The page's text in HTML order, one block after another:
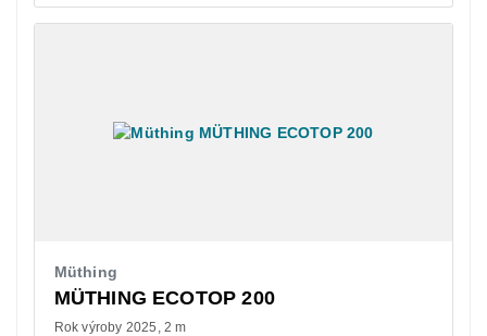
Müthing
MÜTHING ECOTOP 200
Rok výroby 2025 2 m